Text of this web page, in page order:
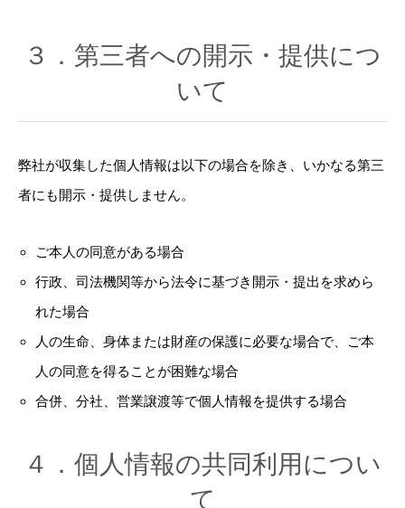
３．第三者への開示・提供につ
いて
弊社が収集した個人情報は以下の場合を除き、いかなる第三
者にも開示・提供しません。
ご本人の同意がある場合
行政、司法機関等から法令に基づき開示・提出を求めら
れた場合
人の生命、身体または財産の保護に必要な場合で、ご本
人の同意を得ることが困難な場合
合併、分社、営業譲渡等で個人情報を提供する場合
４．個人情報の共同利用につい
て